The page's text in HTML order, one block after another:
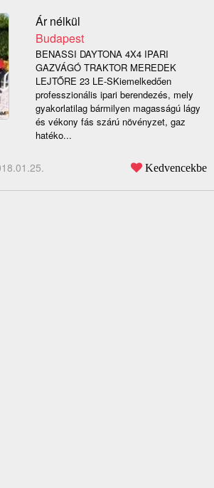
Ár nélkül
Budapest
BENASSI DAYTONA 4X4 IPARI
GAZVÁGÓ TRAKTOR MEREDEK
LEJTŐRE 23 LE-SKiemelkedően
professzionális ipari berendezés, mely
gyakorlatilag bármilyen magasságú lágy
és vékony fás szárú növényzet, gaz
hatéko...
Kedvencekbe